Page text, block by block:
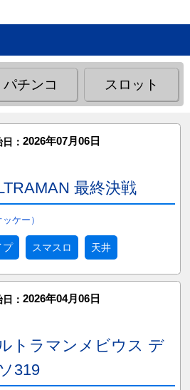
パチンコ スロット
： 2026年07月06日
最終決戦
ケー）
プ スマスロ 天井
： 2026年04月06日
トラマンメビウス デ
319